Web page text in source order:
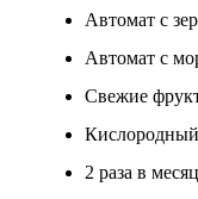
Автомат с
Автомат с
Свежие
Кислородный
2 раза в